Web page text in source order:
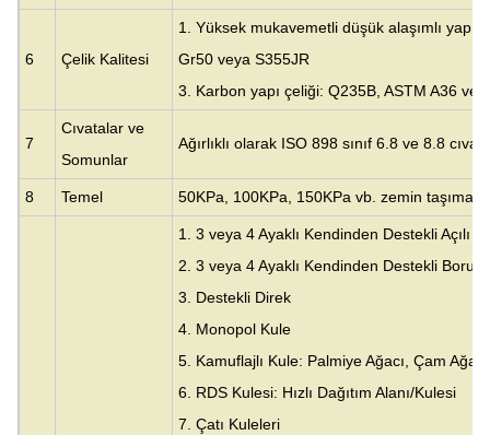
6 Çelik Kalitesi
1. Yüksek mukavemetli düşük alaşımlı yapı
Gr50 veya S355JR
3. Karbon yapı çeliği: Q235B, ASTM A36
7
Cıvatalar ve
Somunlar
Ağırlıklı olarak ISO 898 sınıf 6.8 ve 8.8
8 Temel 50KPa, 100KPa, 150KPa vb. zemin taşıma
1. 3 veya 4 Ayaklı Kendinden Destekli Açılı
2. 3 veya 4 Ayaklı Kendinden Destekli Boru
3. Destekli Direk
4. Monopol Kule
5. Kamuflajlı Kule: Palmiye Ağacı, Çam
6. RDS Kulesi: Hızlı Dağıtım Alanı/Kulesi
7. Çatı Kuleleri